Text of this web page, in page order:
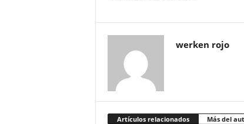
werken rojo
Artículos relacionados Más del